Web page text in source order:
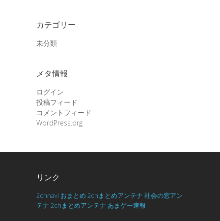
カテゴリー
未分類
メタ情報
ログイン
投稿フィード
コメントフィード
WordPress.org
リンク
2chnavi おまとめ 2chまとめアンテナ 社会の窓アン
テナ 2chまとめアンテナ あまゲー速報